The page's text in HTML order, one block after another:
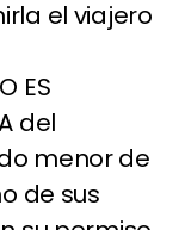
el viajero
ES
del
menor de
de sus